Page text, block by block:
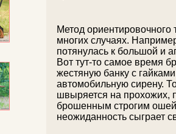
Метод
многих случаях.
потянулась к большой и
Вот тут-то самое время
жестяную банку с
автомобильную сирену.
швыряется на прохожих,
брошенным строгим
неожиданность сыграет